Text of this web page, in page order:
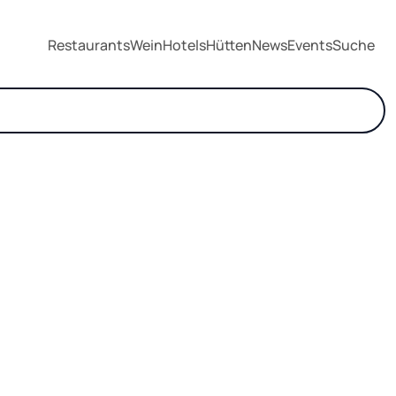
RestaurantsWeinHotelsHüttenNewsEventsSuche